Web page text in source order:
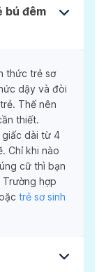
bú đêm
thức trẻ sơ
dậy và đòi
Thế nên
thiết.
giấc dài từ 4
Chỉ khi nào
cữ thì bạn
hợp
trẻ sơ sinh